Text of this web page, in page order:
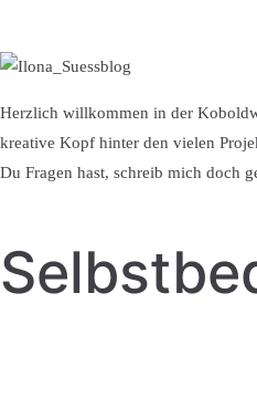
Herzlich willkommen in der
kreative Kopf hinter den vielen
Du Fragen hast, schreib mich doch